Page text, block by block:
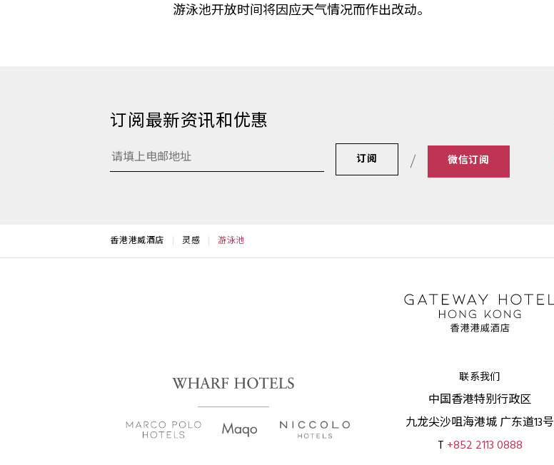
游泳池开放时间将因应天气情况而作出改动。
订阅最新资讯和优惠
订阅 微信订阅
香港港威酒店 灵感 游泳池
联系我们
中国香港特别行政区
九龙尖沙咀海港城 广东道13号
T +852 2113 0888